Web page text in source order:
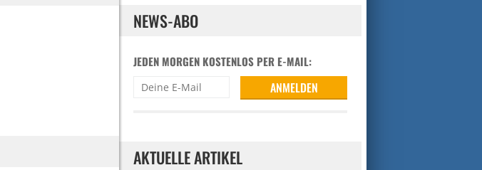
NEWS-ABO
JEDEN MORGEN KOSTENLOS PER E-MAIL:
AKTUELLE ARTIKEL